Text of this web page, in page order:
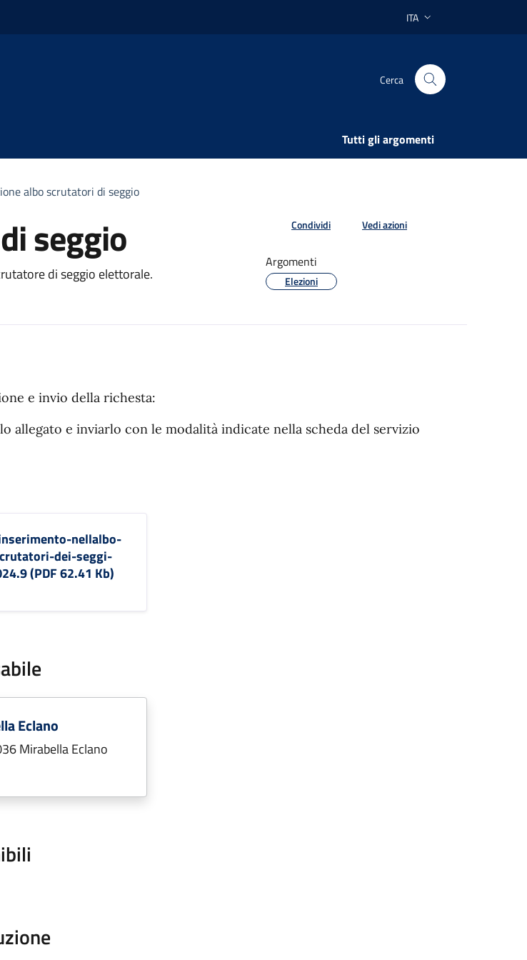
Lingua attiva:
ITA
Cerca
Tutti gli argomenti
albo scrutatori di seggio
seggio
di seggio elettorale.
Condividi Vedi azioni
Argomenti
Elezioni
e invio della richesta:
allegato e inviarlo con le modalità indicate nella scheda del servizio
nellalbo-
dei-seggi-
(PDF 62.41 Kb)
Eclano
Mirabella Eclano